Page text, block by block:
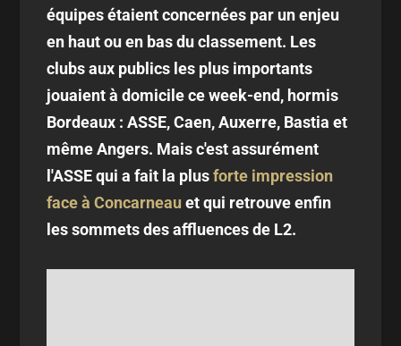
équipes étaient concernées par un enjeu
en haut ou en bas du classement. Les
clubs aux publics les plus importants
jouaient à domicile ce week-end, hormis
Bordeaux : ASSE, Caen, Auxerre, Bastia et
même Angers. Mais c'est assurément
l'ASSE qui a fait la plusforte impression
face à Concarneauet qui retrouve enfin
les sommets des affluences de L2.